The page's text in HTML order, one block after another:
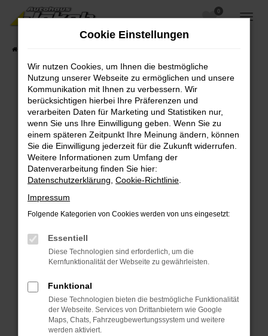
Zum
Hauptinhalt
0
Fehler: Network Error
Beim Laden ist ein Fehler aufgetreten.
Hier sind ein paar Tipps, die dir helfen können:
Überprüfe deine Firewall und deine
Internetverbindung.
Laden andere Webseiten, zum Beispiel deine
Suchmaschine?
Prüfe deine Browsererweiterungen.
Manche Erweiterungen, wie Werbeblocker,
können das Laden bestimmter Seiten
verhindern. Funktioniert die Seite in einem
Fenster?
Starte dein Gerät neu.
Das kann manchmal helfen, vorübergehende
Probleme zu beheben.
Cookie Einstellungen
Wir nutzen Cookies, um Ihnen die bestmögliche
Nutzung unserer Webseite zu ermöglichen und unsere
Kommunikation mit Ihnen zu verbessern. Wir
berücksichtigen hierbei Ihre Präferenzen und
verarbeiten Daten für Marketing und Statistiken nur,
wenn Sie uns Ihre Einwilligung geben. Wenn Sie zu
einem späteren Zeitpunkt Ihre Meinung ändern, können
Sie die Einwilligung jederzeit für die Zukunft widerrufen.
Weitere Informationen zum Umfang der
Datenverarbeitung finden Sie hier:
Datenschutzerklärung Cookie-Richtlinie
Impressum
Folgende Kategorien von Cookies werden von uns eingesetzt:
Essentiell
Diese Technologien sind erforderlich, um die
Kernfunktionalität der Webseite zu gewährleisten.
Funktional
Diese Technologien bieten die bestmögliche Funktionalität
der Webseite. Services von Drittanbietern wie Google
Maps, Chats, Fahrzeugbewertungssystem und weitere
werden aktiviert.